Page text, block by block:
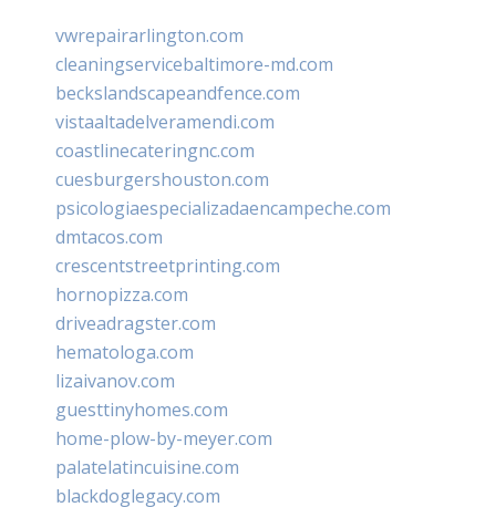
vwrepairarlington.com
cleaningservicebaltimore-md.com
beckslandscapeandfence.com
vistaaltadelveramendi.com
coastlinecateringnc.com
cuesburgershouston.com
psicologiaespecializadaencampeche.com
dmtacos.com
crescentstreetprinting.com
hornopizza.com
driveadragster.com
hematologa.com
lizaivanov.com
guesttinyhomes.com
home-plow-by-meyer.com
palatelatincuisine.com
blackdoglegacy.com